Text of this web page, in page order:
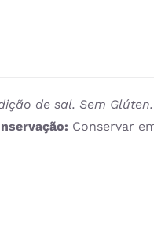
de sal. Sem
Conservar